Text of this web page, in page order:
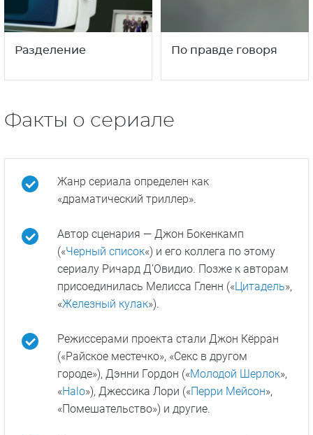
Разделение По правде говоря
Факты о сериале
Жанр сериала определен как
«драматический триллер».
Автор сценария — Джон Бокенкамп
(«Черный список«) и его коллега по этому
сериалу Ричард Д’Овидио. Позже к авторам
присоединилась Мелисса Гленн («Цитадель»,
«Железный кулак»).
Режиссерами проекта стали Джон Кёрран
(«Райское местечко», «Секс в другом
городе»), Дэнни Гордон («Молодой Шерлок»,
«Halo»), Джессика Лори («Перри Мейсон»,
«Помешательство») и другие.